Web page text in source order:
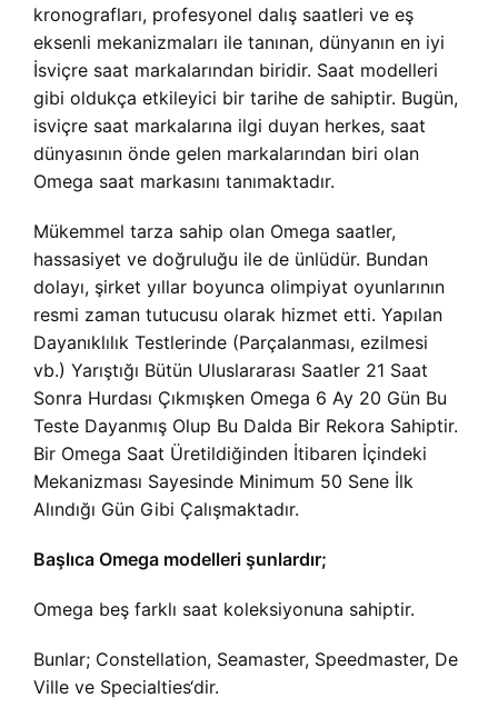
kronografları, profesyonel dalış saatleri ve eş
eksenli mekanizmaları ile tanınan, dünyanın en iyi
İsviçre saat markalarından biridir. Saat modelleri
gibi oldukça etkileyici bir tarihe de sahiptir. Bugün,
isviçre saat markalarına ilgi duyan herkes, saat
dünyasının önde gelen markalarından biri olan
Omega saat markasını tanımaktadır.
Mükemmel tarza sahip olan Omega saatler,
hassasiyet ve doğruluğu ile de ünlüdür. Bundan
dolayı, şirket yıllar boyunca olimpiyat oyunlarının
resmi zaman tutucusu olarak hizmet etti. Yapılan
Dayanıklılık Testlerinde (Parçalanması, ezilmesi
vb.) Yarıştığı Bütün Uluslararası Saatler 21 Saat
Sonra Hurdası Çıkmışken Omega 6 Ay 20 Gün Bu
Teste Dayanmış Olup Bu Dalda Bir Rekora Sahiptir.
Bir Omega Saat Üretildiğinden İtibaren İçindeki
Mekanizması Sayesinde Minimum 50 Sene İlk
Alındığı Gün Gibi Çalışmaktadır.
Başlıca Omega modelleri şunlardır;
Omega beş farklı saat koleksiyonuna sahiptir.
Bunlar; Constellation, Seamaster, Speedmaster, De
Ville ve Specialties‘dir.